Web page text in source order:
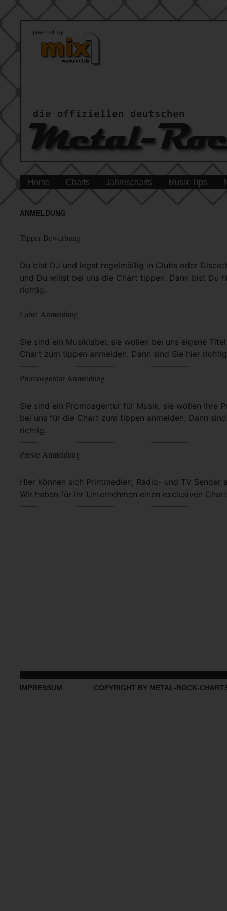
Home Charts Jahrescharts Musik-Tips
ANMELDUNG
Tipper Bewerbung
Du bist DJ und legst regelmäßig in Clubs oder
und Du willst bei uns die Chart tippen. Dann bist Du
richtig.
Mehr Info
Label Anmeldung
Sie sind ein Musiklabel, sie wollen bei uns eigene
Chart zum tippen anmelden. Dann sind Sie hier
Mehr Info
Promoagentur Anmeldung
Sie sind ein Promoagentur für Musik, sie wollen Ihre
bei uns für die Chart zum tippen anmelden. Dann
richtig.
Mehr Info
Presse Anmeldung
Hier können sich Printmedien, Radio- und TV Sender
Wir haben für ihr Unternehmen einen exclusiven
Mehr Info
IMPRESSUM COPYRIGHT BY METAL-ROCK-